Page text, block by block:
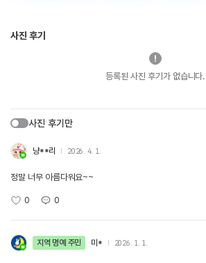
사진 후기
등록된 사진 후기가 없습니다.
사진 후기만
냥**리 2026. 4. 1.
정말 너무 아름다워요~~
0 0
지역 명예 주민 미* 2026. 1. 1.